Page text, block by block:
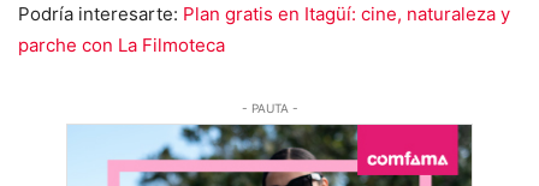
Podría interesarte: Plan gratis en Itagüí: cine, naturaleza y
parche con La Filmoteca
- PAUTA -